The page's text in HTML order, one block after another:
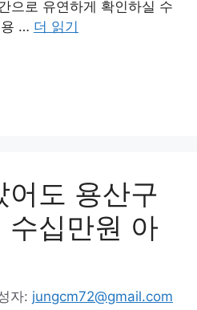
으로 유연하게 확인하실 수
용 … 더 읽기
어도 용산구
수십만원 아
자: jungcm72@gmail.com